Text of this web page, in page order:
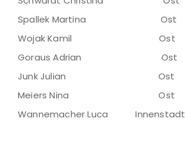
Spallek Martina Ost
Wojak Kamil Ost
Goraus Adrian Ost
Junk Julian Ost
Meiers Nina Ost
Wannemacher Luca Innenstadt